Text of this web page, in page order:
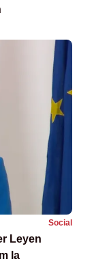
Social
Leyen
la